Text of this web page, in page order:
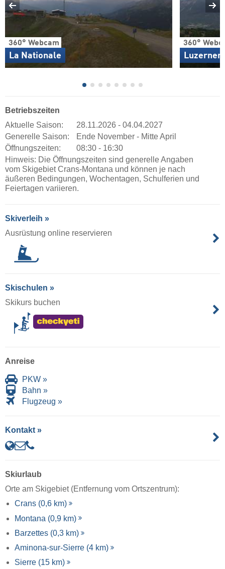
360° Webcam
La Nationale
360°
Luzerner
Betriebszeiten
Aktuelle Saison:
28.11.2026 - 04.04.2027
Generelle Saison:
Ende November - Mitte April
Öffnungszeiten:
08:30 - 16:30
Hinweis: Die Öffnungszeiten sind generelle Angaben
vom Skigebiet Crans-Montana und können je nach
äußeren Bedingungen, Wochentagen, Schulferien und
Feiertagen variieren.
Skiverleih »
Ausrüstung online reservieren
Skischulen »
Skikurs buchen
Anreise
PKW »
Bahn »
Flugzeug »
Kontakt »
Skiurlaub
Orte am Skigebiet (Entfernung vom Ortszentrum):
Crans (0,6 km)
Montana (0,9 km)
Barzettes (0,3 km)
Aminona-sur-Sierre (4 km)
Sierre (15 km)